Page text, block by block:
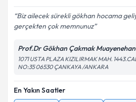
Biz ailecek sürekli gökhan hocama
gerçekten çok memnunuz
Prof.Dr Gökhan Çakmak
1071 USTA PLAZA KIZILIRMAK MAH.
NO:35 06530 ÇANKAYA /ANKARA
En Yakın Saatler